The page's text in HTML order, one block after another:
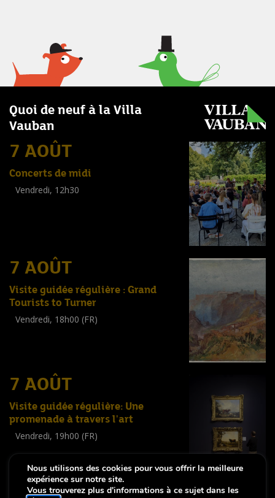
Quoi de neuf à la Villa
Vauban
7 AOÛT
Concerts de midi
Vendredi, 12h30
7 AOÛT
Visite guidée régulière : Grand
Tourists to Turner
Vendredi, 18h00 (FR)
7 AOÛT
Visite guidée régulière: Une
promenade à travers l'art
Vendredi, 19h00 (FR)
Tout public )
Nous utilisons des cookies pour vous offrir la meilleure
expérience sur notre site.
Vous trouverez plus d'informations à ce sujet dans les